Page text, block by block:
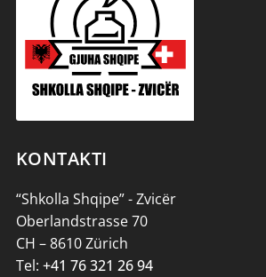
KONTAKTI
“Shkolla Shqipe” - Zvicër
Oberlandstrasse 70
CH – 8610 Zürich
Tel: +41 76 321 26 94